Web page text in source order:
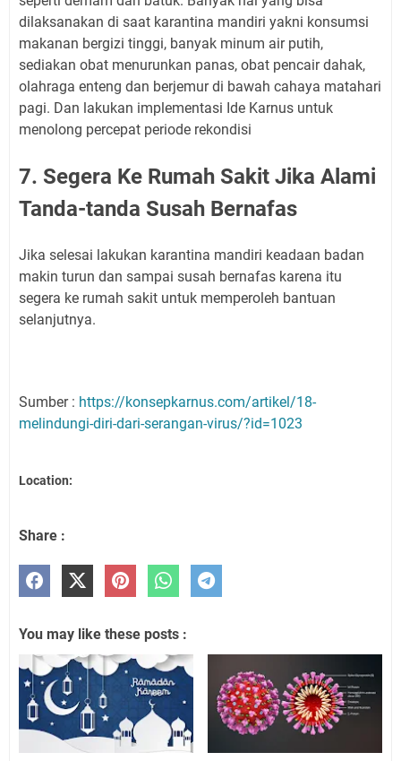
dilaksanakan di saat karantina mandiri yakni konsumsi
makanan bergizi tinggi, banyak minum air putih,
sediakan obat menurunkan panas, obat pencair dahak,
olahraga enteng dan berjemur di bawah cahaya matahari
pagi. Dan lakukan implementasi Ide Karnus untuk
menolong percepat periode rekondisi
7. Segera Ke Rumah Sakit Jika Alami
Tanda-tanda Susah Bernafas
Jika selesai lakukan karantina mandiri keadaan badan
makin turun dan sampai susah bernafas karena itu
segera ke rumah sakit untuk memperoleh bantuan
selanjutnya.
Sumber : https://konsepkarnus.com/artikel/18-
melindungi-diri-dari-serangan-virus/?id=1023
Location:
Share :
You may like these posts :